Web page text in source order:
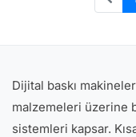
Dijital baskı
malzemeleri üzerine
sistemleri kapsar.